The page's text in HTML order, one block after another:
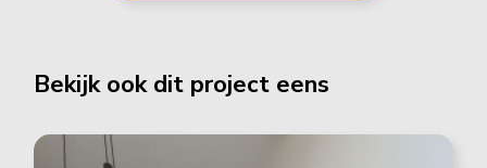
Bekijk ook dit project eens